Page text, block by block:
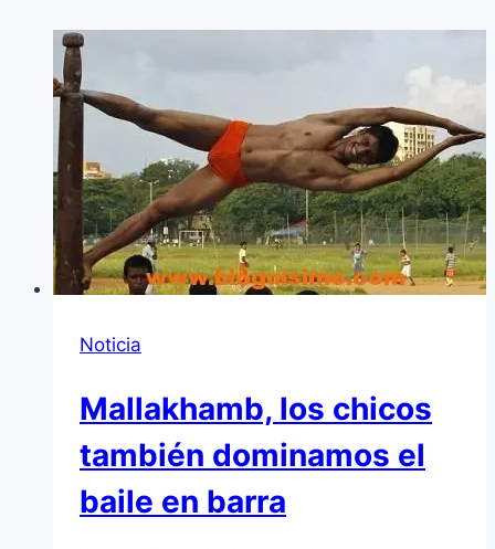
Noticia
Mallakhamb, los chicos
también dominamos el
baile en barra